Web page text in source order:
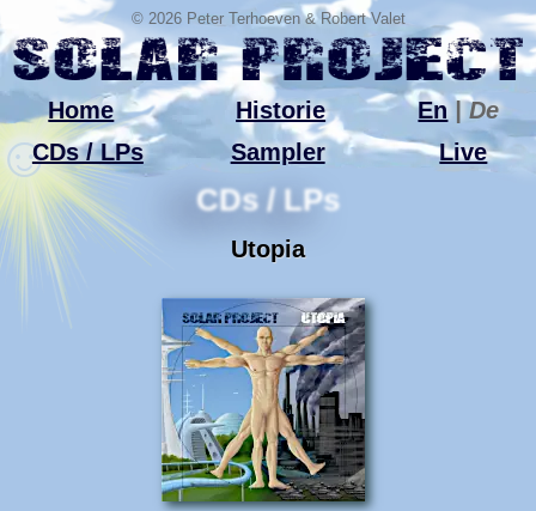
© 2026 Peter Terhoeven & Robert Valet
Home
CDs / LPs
Sampler Live
Historie En | De
CDs / LPs
Utopia